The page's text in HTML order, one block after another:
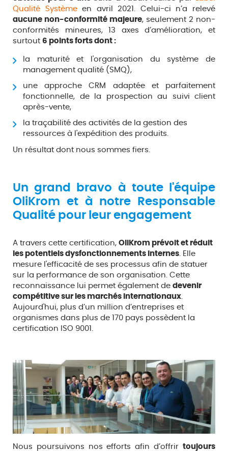
Qualité Systèmeen avril 2021. Celui-ci n’a relevé
aucune non-conformité majeure, seulement 2 non-
conformités mineures, 13 axes d’amélioration, et
surtout 6 points forts dont :
la maturité et l'organisation du système de
management qualité (SMQ),
une approche CRM adaptée et parfaitement
fonctionnelle, de la prospection au suivi client
après-vente,
la traçabilité des activités de la gestion des
ressources à l'expédition des produits.
Un résultat dont nous sommes fiers.
Un grand bravo à toute l'équipe
OliKrom et à notre Responsable
Qualité pour leur engagement
A travers cette certification, OliKrom prévoit et réduit
les potentiels dysfonctionnements internes . Elle
mesure l'efficacité de ses processus afin de statuer
sur la performance de son organisation. Cette
reconnaissance lui permet également de devenir
compétitive sur les marchés internationaux
Aujourd'hui, plus d’un million d’entreprises et
organismes dans plus de 170 pays possèdent la
certification ISO 9001.
Nous poursuivons nos efforts afin d’offrir toujours